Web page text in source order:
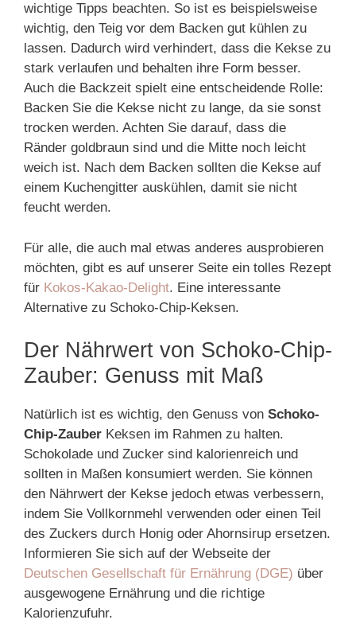
wichtige Tipps beachten. So ist es beispielsweise
wichtig, den Teig vor dem Backen gut kühlen zu
lassen. Dadurch wird verhindert, dass die Kekse zu
stark verlaufen und behalten ihre Form besser.
Auch die Backzeit spielt eine entscheidende Rolle:
Backen Sie die Kekse nicht zu lange, da sie sonst
trocken werden. Achten Sie darauf, dass die
Ränder goldbraun sind und die Mitte noch leicht
weich ist. Nach dem Backen sollten die Kekse auf
einem Kuchengitter auskühlen, damit sie nicht
feucht werden.
Für alle, die auch mal etwas anderes ausprobieren
möchten, gibt es auf unserer Seite ein tolles Rezept
für Kokos-Kakao-Delight. Eine interessante
Alternative zu Schoko-Chip-Keksen.
Der Nährwert von Schoko-Chip-
Zauber: Genuss mit Maß
Natürlich ist es wichtig, den Genuss von Schoko-
Chip-Zauber Keksen im Rahmen zu halten.
Schokolade und Zucker sind kalorienreich und
sollten in Maßen konsumiert werden. Sie können
den Nährwert der Kekse jedoch etwas verbessern,
indem Sie Vollkornmehl verwenden oder einen Teil
des Zuckers durch Honig oder Ahornsirup ersetzen.
Informieren Sie sich auf der Webseite der
Deutschen Gesellschaft für Ernährung (DGE) über
ausgewogene Ernährung und die richtige
Kalorienzufuhr.